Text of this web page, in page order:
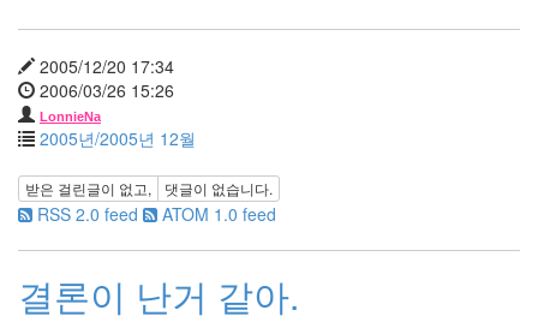
2005/12/20 17:34
2006/03/26 15:26
LonnieNa
2005년/2005년 12월
받은 걸린글이 없고, 댓글이 없습니다.
RSS 2.0 feed ATOM 1.0 feed
결론이 난거 같아.
10
2011
년
2
월
2011
년
3
월
2011